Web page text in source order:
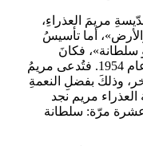
مريمَ العذراءِ،
أما تأسيسُ
سلطانة»، فكانَ
بمبادرةٍ من البابا پيّوس الثاني عشر، عام 1954. فتُدعى مريمُ
وذلكَ بفضلِ النعمةِ
مريم نجد
عشرة مرّة: سلطانة